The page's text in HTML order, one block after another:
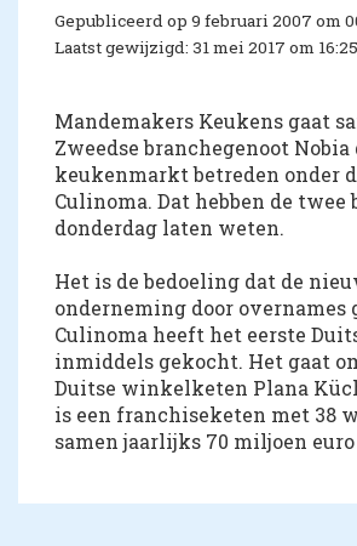
Gepubliceerd op 9 februari 2007 om
Laatst gewijzigd: 31 mei 2017 om 16:25
Mandemakers Keukens gaat
Zweedse branchegenoot Nobia
keukenmarkt betreden onder
Culinoma. Dat hebben de twee
donderdag laten weten.
Het is de bedoeling dat de
onderneming door overnames
Culinoma heeft het eerste
inmiddels gekocht. Het gaat
Duitse winkelketen Plana
is een franchiseketen met 38
samen jaarlijks 70 miljoen